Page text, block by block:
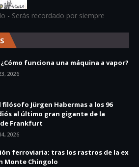
- Serás recordado por siempre
funciona una máquina a vapor?
2026
filósofo Jürgen Habermas a los 96
al último gran gigante de la
de Frankfurt
2026
ferroviaria: tras los rastros de la ex
Monte Chingolo